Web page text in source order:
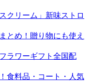
クリーム」新味ストロ
とめ！贈り物にも使え
ラワーギフト全国配
食料品・コート・人気